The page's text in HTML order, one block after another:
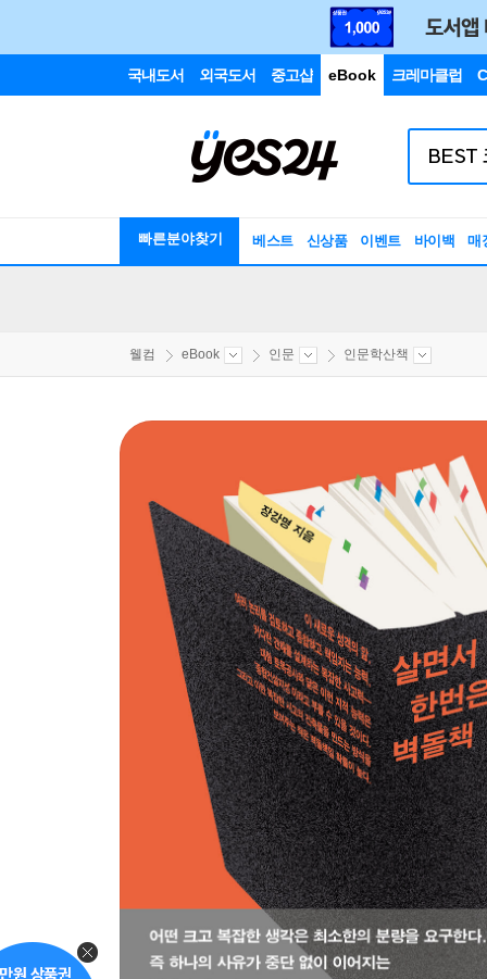
국내도서 외국도서 중고샵 eBook 크레마클럽
빠른분야찾기 베스트 신상품 이벤트 바이백 매
웰컴 eBook 인문 인문학산책